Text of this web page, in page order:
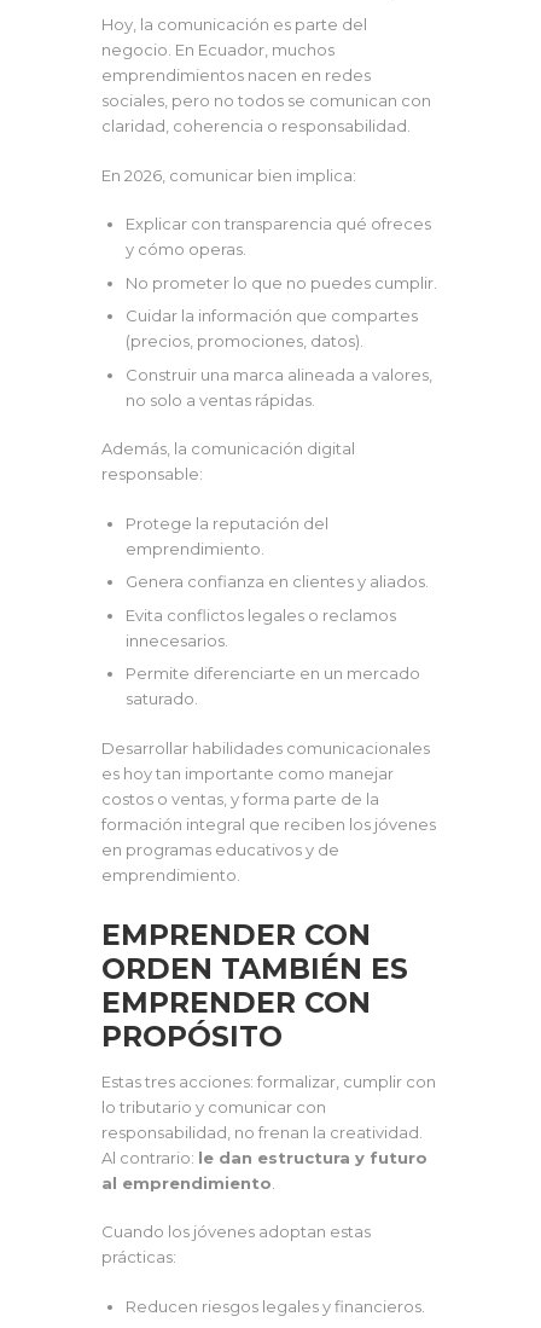
Hoy, la comunicación es parte del
negocio. En Ecuador, muchos
emprendimientos nacen en redes
sociales, pero no todos se comunican con
claridad, coherencia o responsabilidad.
En 2026, comunicar bien implica:
Explicar con transparencia qué ofreces
y cómo operas.
No prometer lo que no puedes cumplir.
Cuidar la información que compartes
(precios, promociones, datos).
Construir una marca alineada a valores,
no solo a ventas rápidas.
Además, la comunicación digital
responsable:
Protege la reputación del
emprendimiento.
Genera confianza en clientes y aliados.
Evita conflictos legales o reclamos
innecesarios.
Permite diferenciarte en un mercado
saturado.
Desarrollar habilidades comunicacionales
es hoy tan importante como manejar
costos o ventas, y forma parte de la
formación integral que reciben los jóvenes
en programas educativos y de
emprendimiento.
EMPRENDER CON
ORDEN TAMBIÉN ES
EMPRENDER CON
PROPÓSITO
Estas tres acciones: formalizar, cumplir con
lo tributario y comunicar con
responsabilidad, no frenan la creatividad.
Al contrario: le dan estructura y futuro
al emprendimiento
Cuando los jóvenes adoptan estas
prácticas:
Reducen riesgos legales y financieros.